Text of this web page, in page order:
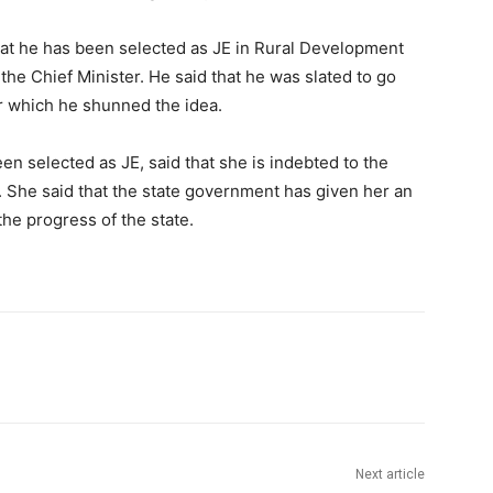
he has been selected as JE in Rural Development
Chief Minister. He said that he was slated to go
he shunned the idea.
selected as JE, said that she is indebted to the
said that the state government has given her an
progress of the state.
Next article